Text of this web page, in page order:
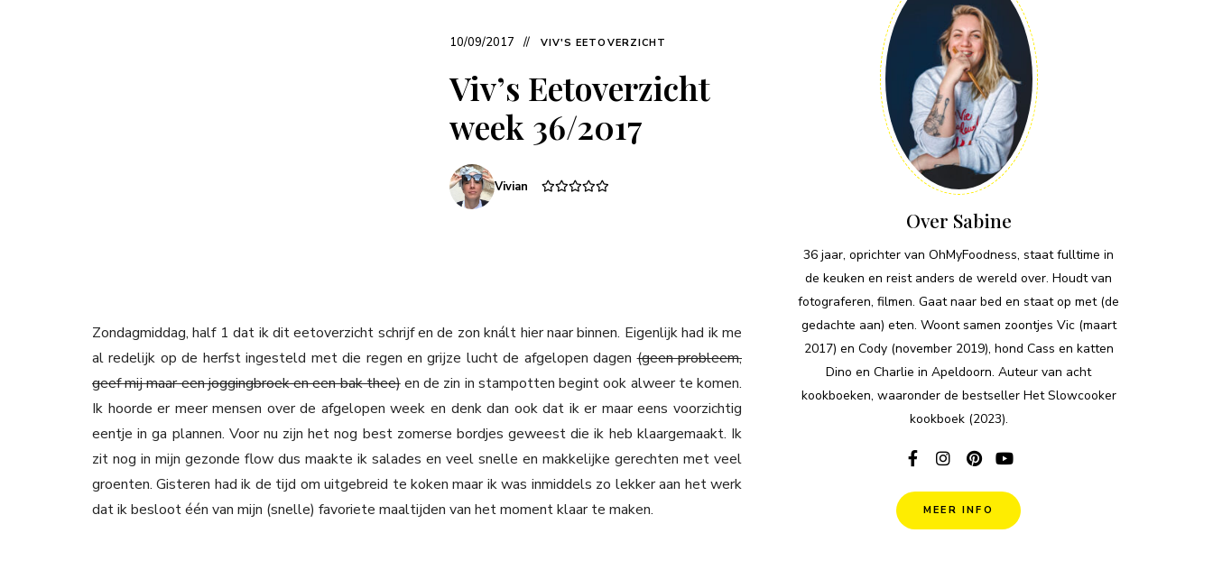
10/09/2017 VIV'S EETOVERZICHT
Viv’s Eetoverzicht
week 36/2017
Vivian
Zondagmiddag, half 1 dat ik dit eetoverzicht schrijf en de zon knált hier naar binnen. Eigenlijk had ik me
al redelijk op de herfst ingesteld met die regen en grijze lucht de afgelopen dagen(geen probleem,
geef mij maar een joggingbroek en een bak thee)en de zin in stampotten begint ook alweer te komen.
Ik hoorde er meer mensen over de afgelopen week en denk dan ook dat ik er maar eens voorzichtig
eentje in ga plannen. Voor nu zijn het nog best zomerse bordjes geweest die ik heb klaargemaakt. Ik
zit nog in mijn gezonde flow dus maakte ik salades en veel snelle en makkelijke gerechten met veel
groenten. Gisteren had ik de tijd om uitgebreid te koken maar ik was inmiddels zo lekker aan het werk
dat ik besloot één van mijn (snelle) favoriete maaltijden van het moment klaar te maken.
Over Sabine
36 jaar, oprichter van OhMyFoodness, staat fulltime in
de keuken en reist anders de wereld over. Houdt van
fotograferen, filmen. Gaat naar bed en staat op met (de
gedachte aan) eten. Woont samen zoontjes Vic (maart
2017) en Cody (november 2019), hond Cass en katten
Dino en Charlie in Apeldoorn. Auteur van acht
kookboeken, waaronder de bestseller Het Slowcooker
kookboek (2023).
MEER INFO